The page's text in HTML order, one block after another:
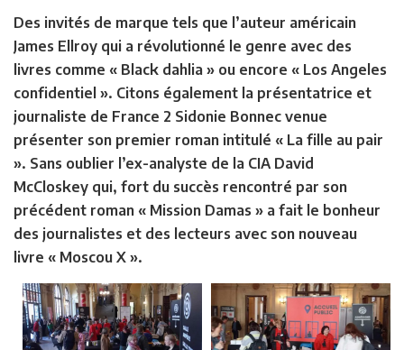
Des invités de marque tels que l’auteur américain
James Ellroy qui a révolutionné le genre avec des
livres comme « Black dahlia » ou encore « Los Angeles
confidentiel ». Citons également la présentatrice et
journaliste de France 2 Sidonie Bonnec venue
présenter son premier roman intitulé « La fille au pair
». Sans oublier l’ex-analyste de la CIA David
McCloskey qui, fort du succès rencontré par son
précédent roman « Mission Damas » a fait le bonheur
des journalistes et des lecteurs avec son nouveau
livre « Moscou X ».